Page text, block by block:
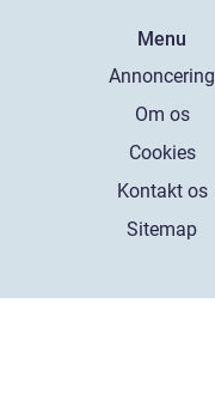
Menu
Annoncering
Om os
Cookies
Kontakt os
Sitemap